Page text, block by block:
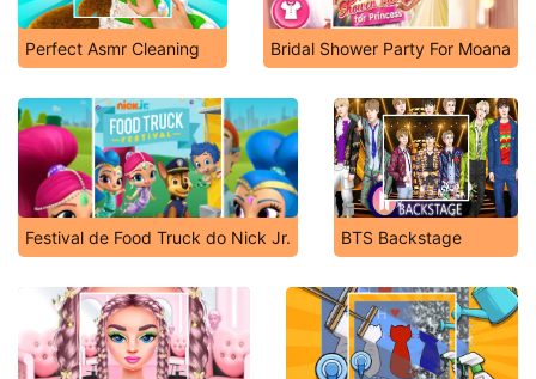
Perfect Asmr Cleaning Bridal Shower Party For Moana
Festival de Food Truck do Nick Jr. BTS Backstage